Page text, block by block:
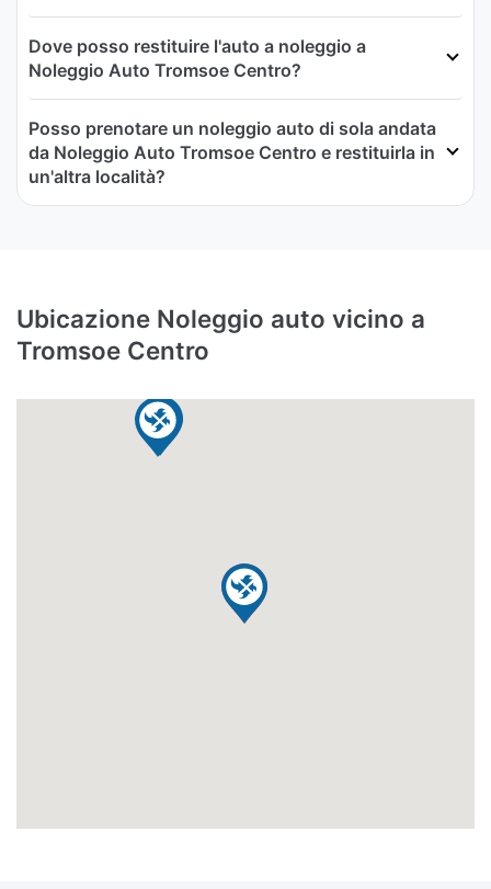
Dove posso restituire l'auto a noleggio a
Noleggio Auto Tromsoe Centro?
Posso prenotare un noleggio auto di sola andata
da Noleggio Auto Tromsoe Centro e restituirla in
un'altra località?
Ubicazione Noleggio auto vicino a
Tromsoe Centro